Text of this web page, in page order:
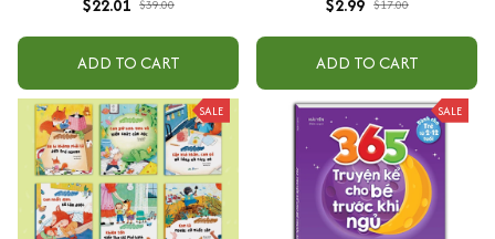
$22.01 $39.00
ADD TO CART
$2.99 $17.00
ADD TO CART
SALE SALE